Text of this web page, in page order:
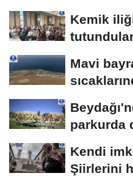
Kemik
Mavi
parkurda
Kendi
Şiirlerini